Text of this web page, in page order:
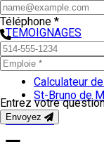
VENDEURS
TEMOIGNAGES
OUTILS
Calculateur
St-Bruno de
CONTACT
Téléphone *
Entrez votre
Envoyez